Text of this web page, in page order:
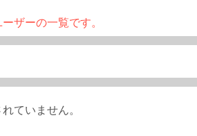
ザーの一覧です。
ていません。